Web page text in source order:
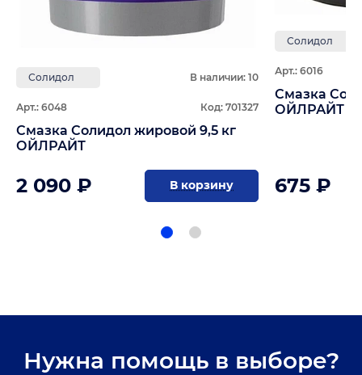
Солидол В наличии: 10
Арт.: 6048 Код: 701327
Смазка Солидол жировой 9,5 кг
ОЙЛРАЙТ
2 090 ₽ В корзину
Солидол
Арт.: 6016
Смазка
ОЙЛРАЙТ
675 ₽
Нужна помощь в выборе?